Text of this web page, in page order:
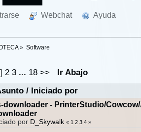
Webchat Ayuda
» Software
]2 3 ... 18 >>
Ir Abajo
/ Iniciado por
downloader - PrinterStudio/
por D_Skywalk « 1 2 3 4 »